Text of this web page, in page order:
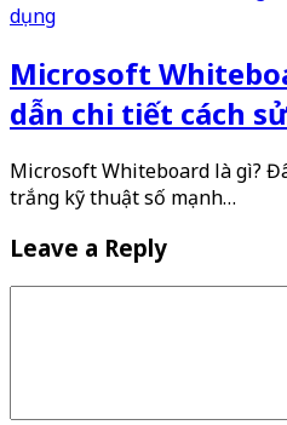
Microsoft
dẫn chi tiết cách sử
Microsoft Whiteboard là gì?
trắng kỹ thuật số mạnh…
Leave a Reply